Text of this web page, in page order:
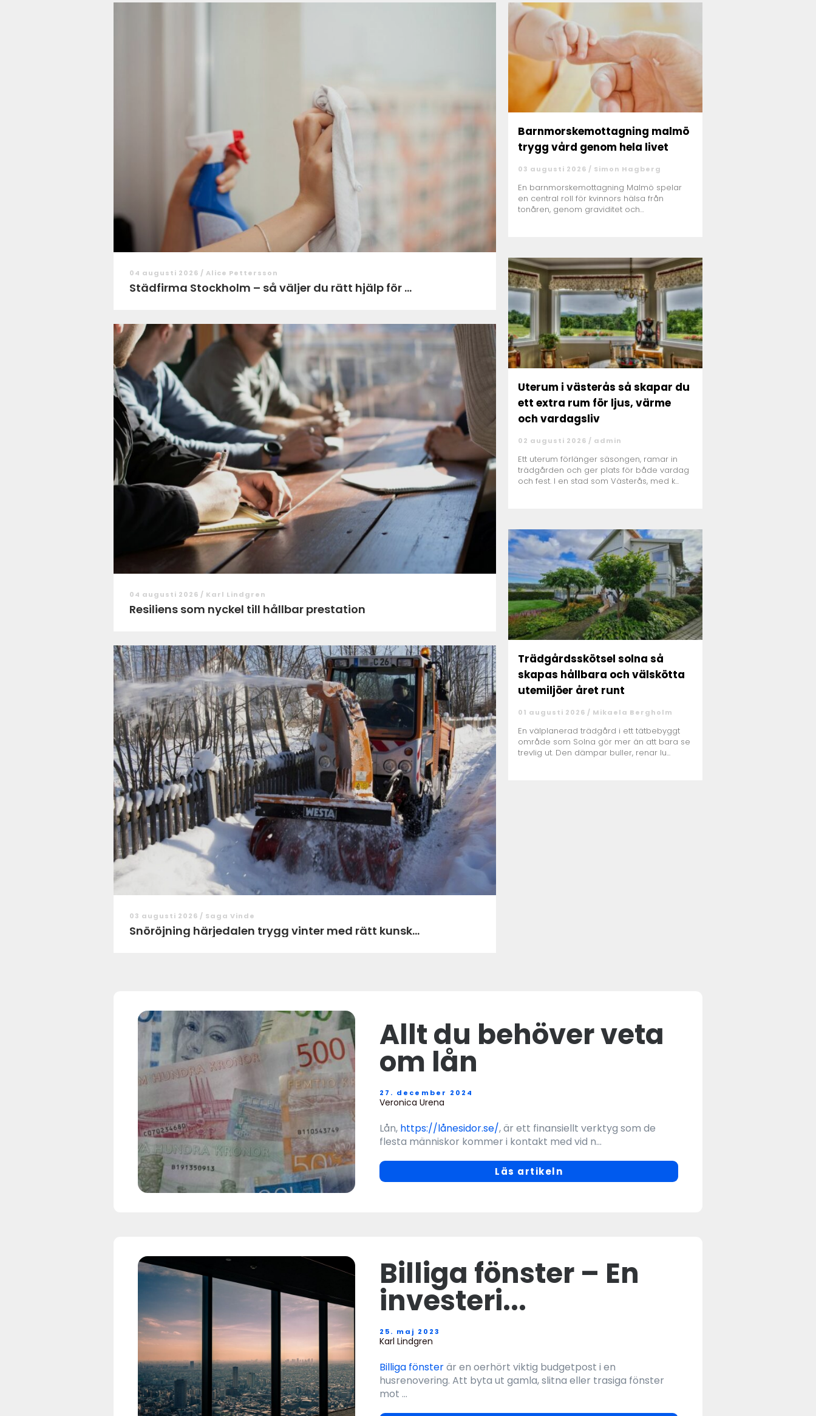
04 augusti 2026 / Alice Pettersson
Städfirma Stockholm – så väljer du rätt hjälp för ...
04 augusti 2026 / Karl Lindgren
Resiliens som nyckel till hållbar prestation
03 augusti 2026 / Saga Vinde
Snöröjning härjedalen trygg vinter med rätt kunsk...
Barnmorskemottagning malmö
trygg vård genom hela livet
03 augusti 2026 / Simon Hagberg
En barnmorskemottagning Malmö spelar
en central roll för kvinnors hälsa från
tonåren, genom graviditet och
Uterum i västerås så skapar du
ett extra rum för ljus, värme
och vardagsliv
02 augusti 2026 / admin
Ett uterum förlänger säsongen, ramar in
trädgården och ger plats för både vardag
och fest. I en stad som Västerås, med k...
Trädgårdsskötsel solna så
skapas hållbara och välskötta
utemiljöer året runt
01 augusti 2026 / Mikaela Bergholm
En välplanerad trädgård i ett tätbebyggt
område som Solna gör mer än att bara se
trevlig ut. Den dämpar buller, renar lu...
Allt du behöver veta
om lån
27. december 2024
Veronica Urena
Lån, https://lånesidor.se/, är ett finansiellt verktyg som de
flesta människor kommer i kontakt med vid n...
Läs artikeln
Billiga fönster – En
investeri...
25. maj 2023
Karl Lindgren
Billiga fönsterär en oerhört viktig budgetpost i en
husrenovering. Att byta ut gamla, slitna eller trasiga fönster
mot ...